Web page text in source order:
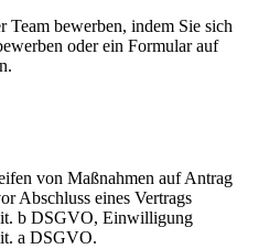
Team bewerben, indem Sie sich
oder ein Formular auf
von Maßnahmen auf Antrag
Abschluss eines Vertrags
b DSGVO, Einwilligung
a DSGVO.